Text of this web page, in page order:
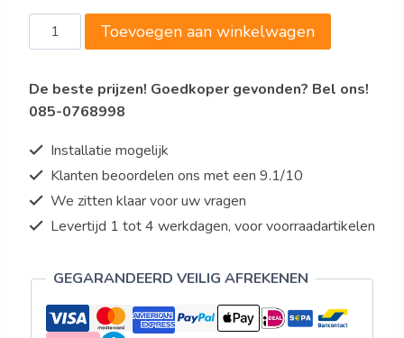
Bartscher
Ontbijtgranendispenser,
aantal
Toevoegen aan winkelwagen
De beste prijzen! Goedkoper gevonden? Bel ons!
085-0768998
Installatie mogelijk
Klanten beoordelen ons met een 9.1/10
We zitten klaar voor uw vragen
Levertijd 1 tot 4 werkdagen, voor voorraadartikelen
GEGARANDEERD VEILIG AFREKENEN